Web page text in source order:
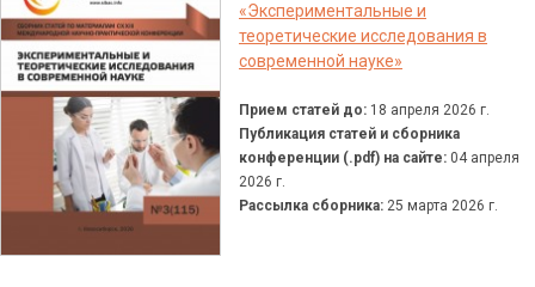
«Экспериментальные и
теоретические исследования в
современной науке»
Прием статей до: 18 апреля 2026 г.
Публикация статей и сборника
конференции (.pdf) на сайте: 04 апреля
2026 г.
Рассылка сборника: 25 марта 2026 г.